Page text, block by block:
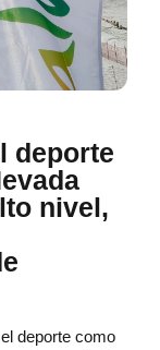
deporte
nivel,
deporte como